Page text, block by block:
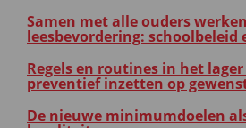
Samen met alle ouders
leesbevordering:
Regels en routines in het
preventief inzetten op
De nieuwe minimumdoelen